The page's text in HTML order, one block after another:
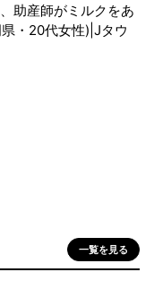
助産師がミルクをあ
・20代女性)|Jタウ
一覧を見る